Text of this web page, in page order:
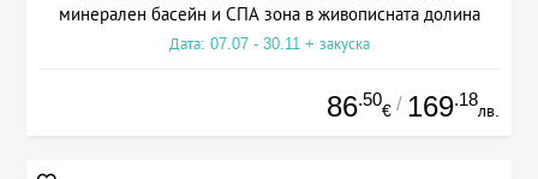
минерален басейн и СПА зона в живописната долина
Дата: 07.07 - 30.11 + закуска
86.50
€ / 169.18
лв.